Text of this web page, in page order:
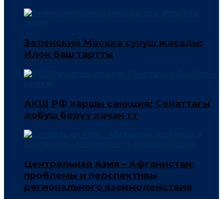
Зеленский Маскка сунуш жасады:
Илон баш тартты
АКШ РФ каршы санкция: Сенаттагы
добуш берүү качан өтөт
Центральная Азия – Афганистан:
проблемы и перспективы
регионального взаимодействия